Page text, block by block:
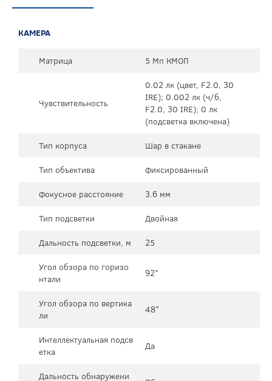
КАМЕРА
Матрица 5 Мп КМОП
Чувствительность
0.02 лк (цвет, F2.0, 30
IRE); 0.002 лк (ч/б,
F2.0, 30 IRE); 0 лк
(подсветка включена)
Тип корпуса
Шар в стакане
Тип объектива
Фиксированный
Фокусное расстояние
3.6 мм
Тип подсветки
Двойная
Дальность подсветки, м
25
Угол обзора по горизо
нтали
92°
Угол обзора по вертика
ли
48°
Интеллектуальная подсв
етка
Да
Дальность обнаружени